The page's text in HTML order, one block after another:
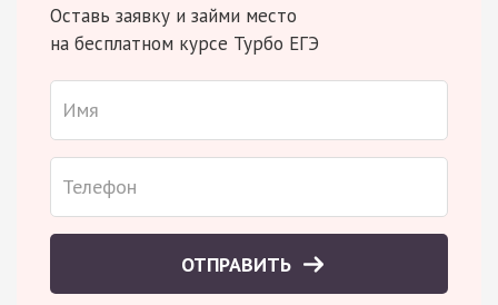
Оставь заявку и займи место
на бесплатном курсе Турбо ЕГЭ
ОТПРАВИТЬ